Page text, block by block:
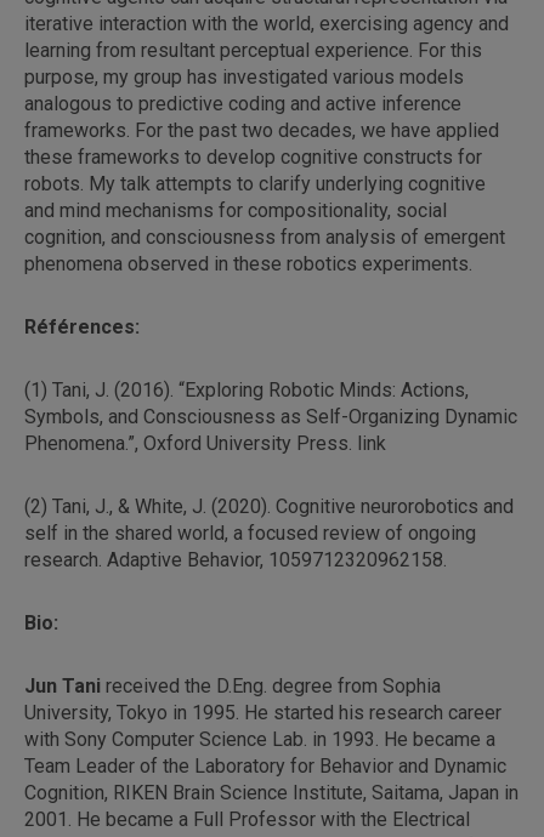
iterative interaction with the world, exercising agency and
learning from resultant perceptual experience. For this
purpose, my group has investigated various models
analogous to predictive coding and active inference
frameworks. For the past two decades, we have applied
these frameworks to develop cognitive constructs for
robots. My talk attempts to clarify underlying cognitive
and mind mechanisms for compositionality, social
cognition, and consciousness from analysis of emergent
phenomena observed in these robotics experiments.
Références:
(1) Tani, J. (2016). “Exploring Robotic Minds: Actions,
Symbols, and Consciousness as Self-Organizing Dynamic
Phenomena.”, Oxford University Press. link
(2) Tani, J., & White, J. (2020). Cognitive neurorobotics and
self in the shared world, a focused review of ongoing
research. Adaptive Behavior, 1059712320962158.
Bio:
Jun Tani received the D.Eng. degree from Sophia
University, Tokyo in 1995. He started his research career
with Sony Computer Science Lab. in 1993. He became a
Team Leader of the Laboratory for Behavior and Dynamic
Cognition, RIKEN Brain Science Institute, Saitama, Japan in
2001. He became a Full Professor with the Electrical